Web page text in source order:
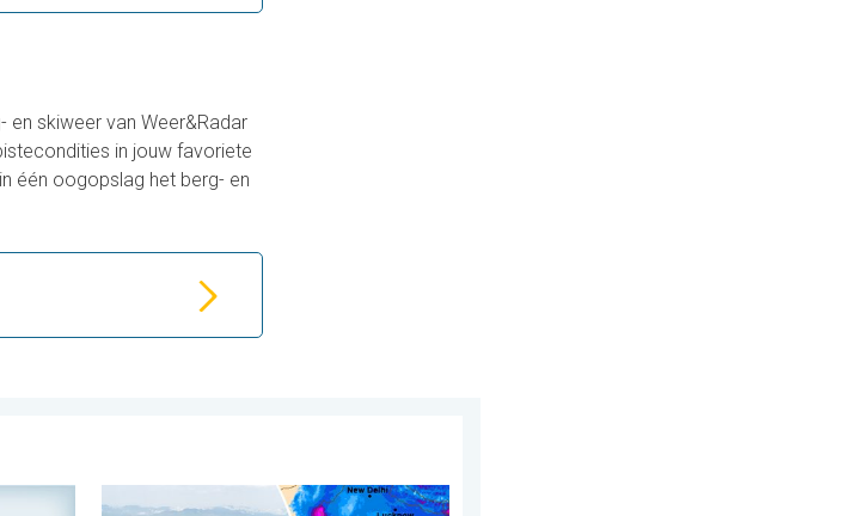
en skiweer van Weer&Radar
in jouw favoriete
één oogopslag het berg- en
Deel wat je ziet!. . . zondag 2 augustus 2026
Overstromingen in delen van Azië. Een buitengewone moesson. . . woensdag 29 juli 2026